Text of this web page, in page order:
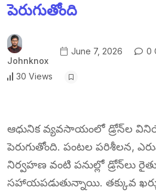
పెరుగుతోంది
Johnknox
June 7, 2026 0
30 Views
ఆధునిక వ్యవసాయంలో డ్రోన్‌ల
పెరుగుతోంది. పంటల పరిశీలన,
నిర్వహణ వంటి పనుల్లో డ్రోన్‌లు
సహాయపడుతున్నాయి. తక్కువ